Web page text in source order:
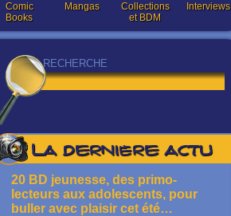
Comic
Books
Mangas
Collections
et BDM
Interviews
La dernière actu
20 BD jeunesse, des primo-
lecteurs aux adolescents, pour
buller avec plaisir cet été…